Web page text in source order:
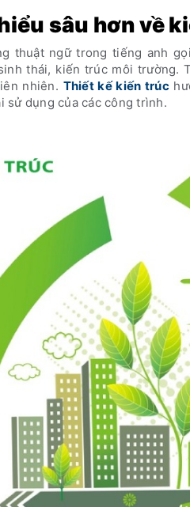
sâu hơn về
thuật ngữ trong tiếng anh
thái, kiến trúc môi trường.
nhiên. Thiết kế kiến trúc
sử dụng của các công trình.